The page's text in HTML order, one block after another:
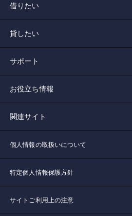
借りたい
貸したい
サポート
お役立ち情報
関連サイト
個人情報の取扱いについて
特定個人情報保護方針
サイトご利用上の注意